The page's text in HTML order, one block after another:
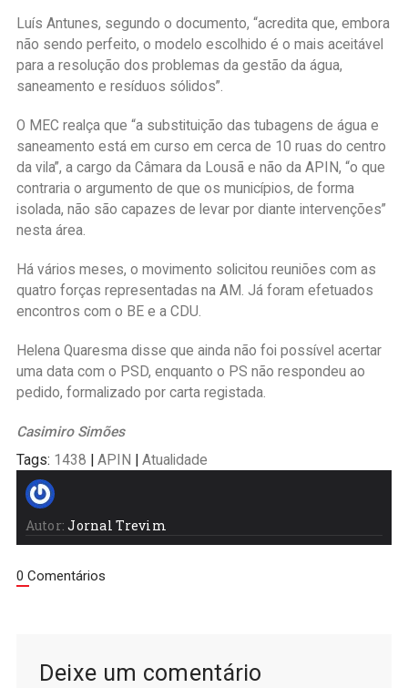
Luís Antunes, segundo o documento, “acredita que, embora
não sendo perfeito, o modelo escolhido é o mais aceitável
para a resolução dos problemas da gestão da água,
saneamento e resíduos sólidos”.
O MEC realça que “a substituição das tubagens de água e
saneamento está em curso em cerca de 10 ruas do centro
da vila”, a cargo da Câmara da Lousã e não da APIN, “o que
contraria o argumento de que os municípios, de forma
isolada, não são capazes de levar por diante intervenções”
nesta área.
Há vários meses, o movimento solicitou reuniões com as
quatro forças representadas na AM. Já foram efetuados
encontros com o BE e a CDU.
Helena Quaresma disse que ainda não foi possível acertar
uma data com o PSD, enquanto o PS não respondeu ao
pedido, formalizado por carta registada.
Casimiro Simões
Tags: 1438 APIN Atualidade
Autor: Jornal Trevim
0 Comentários
Deixe um comentário